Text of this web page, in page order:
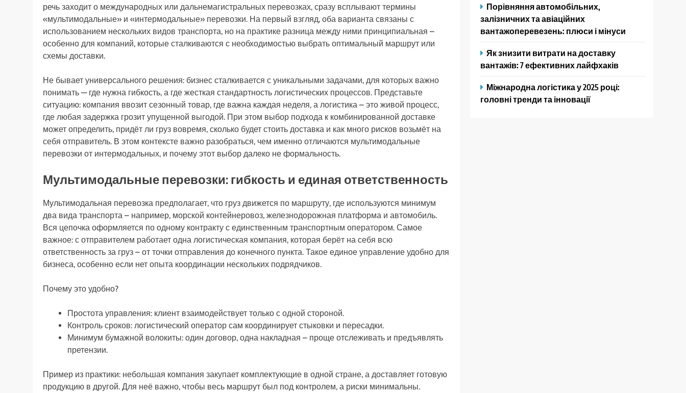
речь заходит о международных или дальнемагистральных перевозках, сразу всплывают термины
«мультимодальные» и «интермодальные» перевозки. На первый взгляд, оба варианта связаны с
использованием нескольких видов транспорта, но на практике разница между ними принципиальная –
особенно для компаний, которые сталкиваются с необходимостью выбрать оптимальный маршрут или
схемы доставки.
Не бывает универсального решения: бизнес сталкивается с уникальными задачами, для которых важно
понимать — где нужна гибкость, а где жесткая стандартность логистических процессов. Представьте
ситуацию: компания ввозит сезонный товар, где важна каждая неделя, а логистика – это живой процесс,
где любая задержка грозит упущенной выгодой. При этом выбор подхода к комбинированной доставке
может определить, придёт ли груз вовремя, сколько будет стоить доставка и как много рисков возьмёт на
себя отправитель. В этом контексте важно разобраться, чем именно отличаются мультимодальные
перевозки от интермодальных, и почему этот выбор далеко не формальность.
Мультимодальные перевозки: гибкость и единая ответственность
Мультимодальная перевозка предполагает, что груз движется по маршруту, где используются минимум
два вида транспорта – например, морской контейнеровоз, железнодорожная платформа и автомобиль.
Вся цепочка оформляется по одному контракту с единственным транспортным оператором. Самое
важное: с отправителем работает одна логистическая компания, которая берёт на себя всю
ответственность за груз – от точки отправления до конечного пункта. Такое единое управление удобно для
бизнеса, особенно если нет опыта координации нескольких подрядчиков.
Почему это удобно?
Простота управления: клиент взаимодействует только с одной стороной.
Контроль сроков: логистический оператор сам координирует стыковки и пересадки.
Минимум бумажной волокиты: один договор, одна накладная – проще отслеживать и предъявлять
претензии.
Пример из практики: небольшая компания закупает комплектующие в одной стране, а доставляет готовую
продукцию в другой. Для неё важно, чтобы весь маршрут был под контролем, а риски минимальны.
Порівняння автомобільних,
залізничних та авіаційних
вантажоперевезень: плюси і мінуси
Як знизити витрати на доставку
вантажів: 7 ефективних лайфхаків
Міжнародна логістика у 2025 році:
головні тренди та інновації